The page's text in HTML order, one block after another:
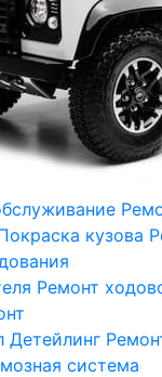
кузова
Ремонт
Детейлинг
система